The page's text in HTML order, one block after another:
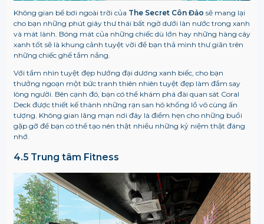
Không gian bể bơi ngoài trời của The Secret Côn Đảo sẽ mang lại
cho bạn những phút giây thư thái bất ngờ dưới làn nước trong xanh
và mát lành. Bóng mát của những chiếc dù lớn hay những hàng cây
xanh tốt sẽ là khung cảnh tuyệt vời để bạn thả mình thư giãn trên
những chiếc ghế tắm nắng.
Với tầm nhìn tuyệt đẹp hướng đại dương xanh biếc, cho bạn
thưởng ngoạn một bức tranh thiên nhiên tuyệt đẹp làm đắm say
lòng người. Bên cạnh đó, bạn có thể khám phá đài quan sát Coral
Deck được thiết kế thành những rạn san hô khổng lồ vô cùng ấn
tượng. Không gian lãng mạn nơi đây là điểm hẹn cho những buổi
gặp gỡ để bạn có thể tạo nên thật nhiều những kỷ niệm thật đáng
nhớ.
4.5 Trung tâm Fitness